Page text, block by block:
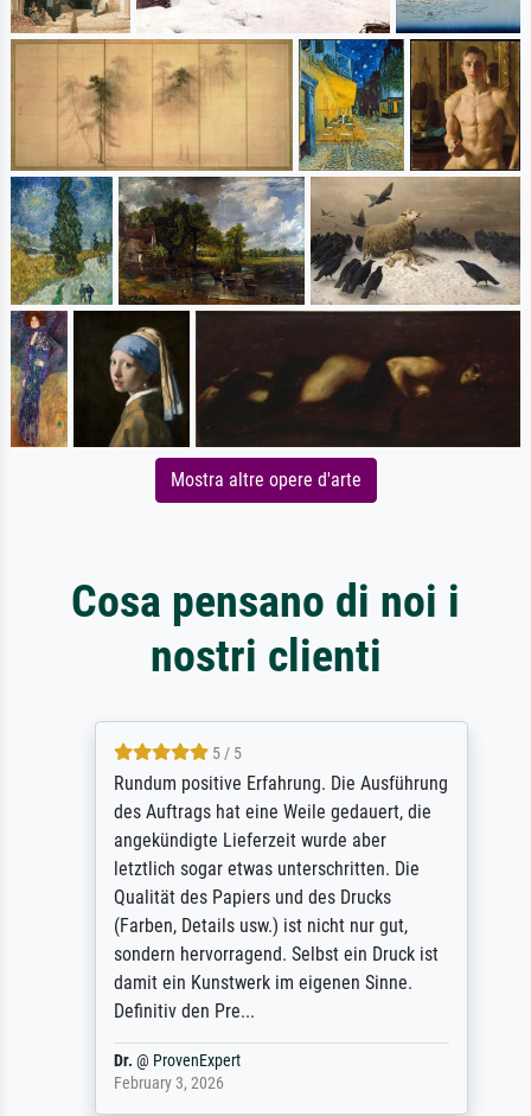
Mostra altre opere d'arte
Cosa pensano di noi i
nostri clienti
5 / 5
Rundum positive Erfahrung. Die Ausführung
des Auftrags hat eine Weile gedauert, die
angekündigte Lieferzeit wurde aber
letztlich sogar etwas unterschritten. Die
Qualität des Papiers und des Drucks
(Farben, Details usw.) ist nicht nur gut,
sondern hervorragend. Selbst ein Druck ist
damit ein Kunstwerk im eigenen Sinne.
Definitiv den Pre...
Dr.@ProvenExpert
February 3, 2026